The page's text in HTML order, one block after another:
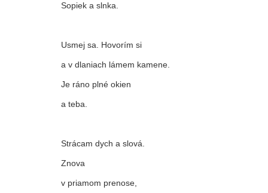
Sopiek a slnka.
Usmej sa. Hovorím si
a v dlaniach lámem kamene.
Je ráno plné okien
a teba.
Strácam dych a slová.
Znova
v priamom prenose,